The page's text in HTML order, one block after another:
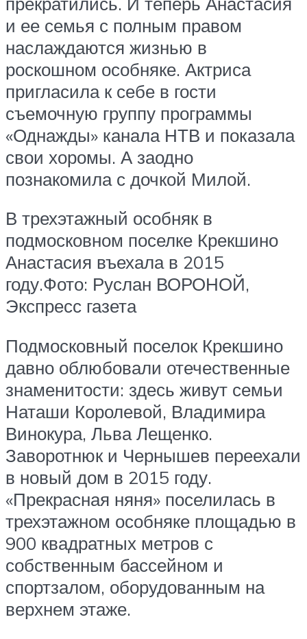
и ее семья с полным правом
наслаждаются жизнью в
роскошном особняке. Актриса
пригласила к себе в гости
съемочную группу программы
«Однажды» канала НТВ и показала
свои хоромы. А заодно
познакомила с дочкой Милой.
В трехэтажный особняк в
подмосковном поселке Крекшино
Анастасия въехала в 2015
году.Фото: Руслан ВОРОНОЙ,
Экспресс газета
Подмосковный поселок Крекшино
давно облюбовали отечественные
знаменитости: здесь живут семьи
Наташи Королевой, Владимира
Винокура, Льва Лещенко.
Заворотнюк и Чернышев переехали
в новый дом в 2015 году.
«Прекрасная няня» поселилась в
трехэтажном особняке площадью в
900 квадратных метров с
собственным бассейном и
спортзалом, оборудованным на
верхнем этаже.